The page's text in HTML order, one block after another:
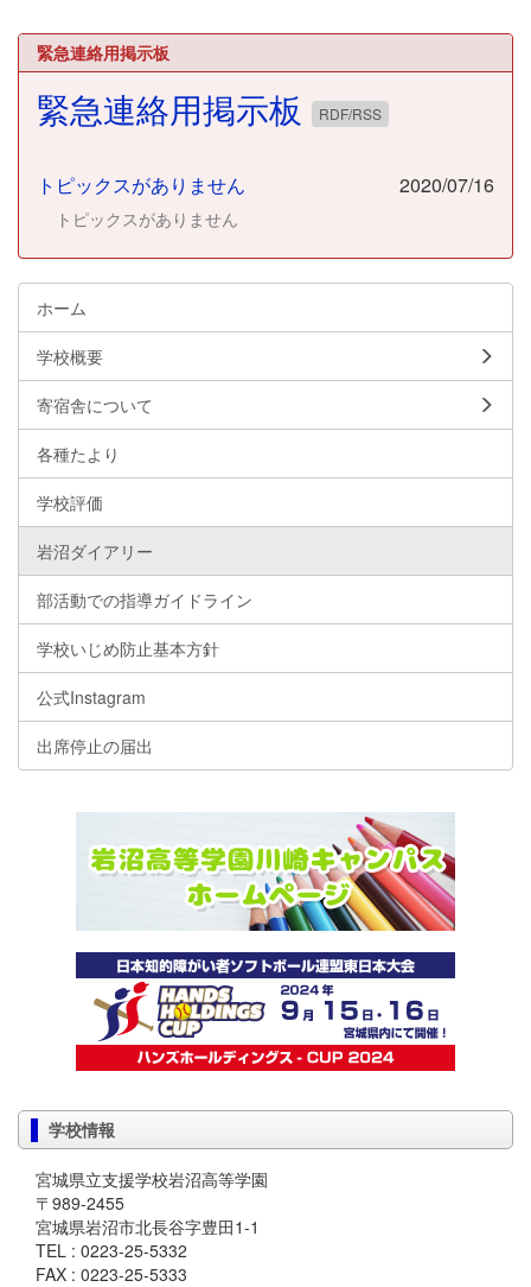
緊急連絡用掲示板
緊急連絡用掲示板 RDF/RSS
トピックスがありません 2020/07/16
トピックスがありません
ホーム
学校概要
寄宿舎について
各種たより
学校評価
岩沼ダイアリー
部活動での指導ガイドライン
学校いじめ防止基本方針
公式Instagram
出席停止の届出
学校情報
宮城県立支援学校岩沼高等学園
〒989-2455
宮城県岩沼市北長谷字豊田1-1
TEL : 0223-25-5332
FAX : 0223-25-5333